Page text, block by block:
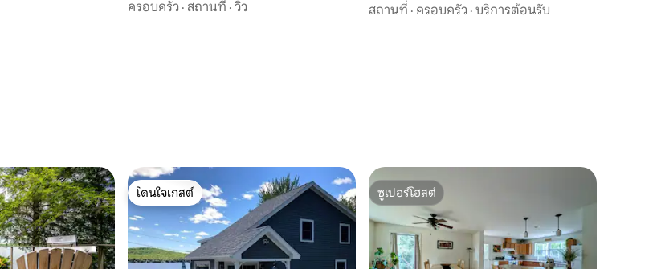
ทะเลสาบในเมน | เครื่องปรับอากาศ
ครอบครัว · สถานที่ · วิว
Cabin
สถานที่ · ครอบครัว · บริการต้อนรับ
โดนใจเกสต์
โดนใจเกสต์
ซูเปอร์โฮสต์
ซูเปอร์โฮสต์